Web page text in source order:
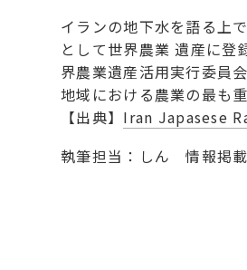
イランの地下水を語る上
として世界農業 遺産に登
界農業遺産活用実行委員
地域における農業の最も
【出典】 Iran Japasese
執筆担当：しん情報掲